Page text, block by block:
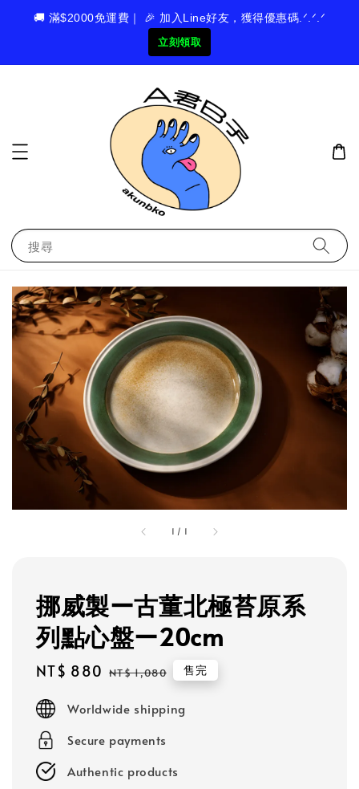
🚚 滿$2000免運費｜ 🎉 加入Line好友，獲得優惠碼.ᐟ.ᐟ.ᐟ
立刻領取
搜尋
1 / 1
挪威製ー古董北極苔原系
列點心盤ー20cm
Sale
NT$ 880 Regular
NT$ 1,080 售完
Worldwide shipping
Secure payments
Authentic products